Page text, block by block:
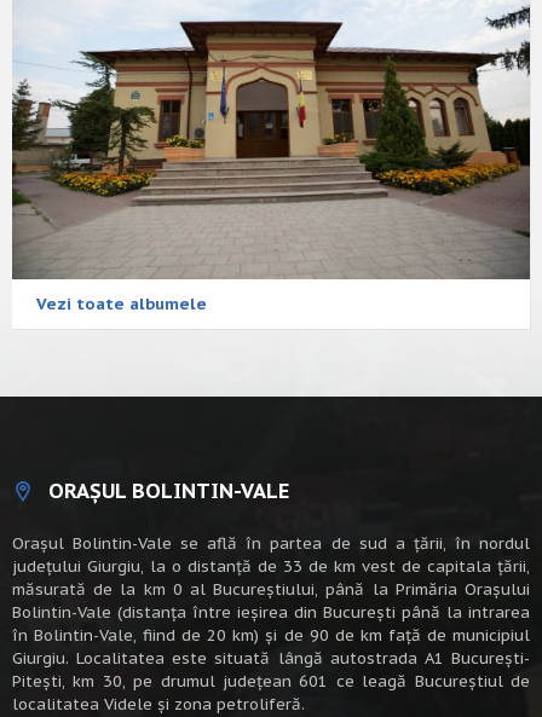
Vezi toate albumele
ORAȘUL BOLINTIN-VALE
Oraşul Bolintin-Vale se află în partea de sud a ţării, în nordul
judeţului Giurgiu, la o distanţă de 33 de km vest de capitala țării,
măsurată de la km 0 al Bucureștiului, până la Primăria Orașului
Bolintin-Vale (distanța între ieșirea din București până la intrarea
în Bolintin-Vale, fiind de 20 km) şi de 90 de km faţă de municipiul
Giurgiu. Localitatea este situată lângă autostrada A1 Bucureşti-
Piteşti, km 30, pe drumul judeţean 601 ce leagă Bucureştiul de
localitatea Videle şi zona petroliferă.